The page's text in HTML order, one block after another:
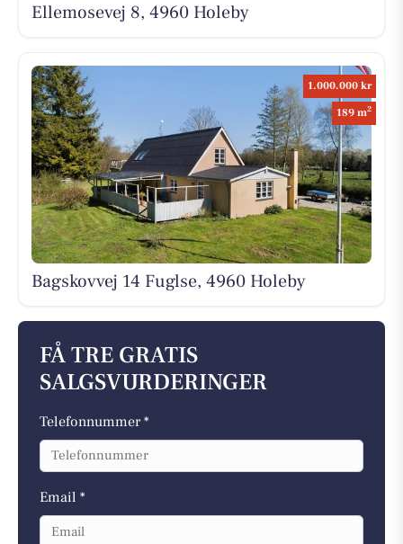
Ellemosevej 8, 4960 Holeby
1.000.000 kr
189 m2
Bagskovvej 14 Fuglse, 4960 Holeby
FÅ TRE GRATIS
SALGSVURDERINGER
Telefonnummer *
Email *